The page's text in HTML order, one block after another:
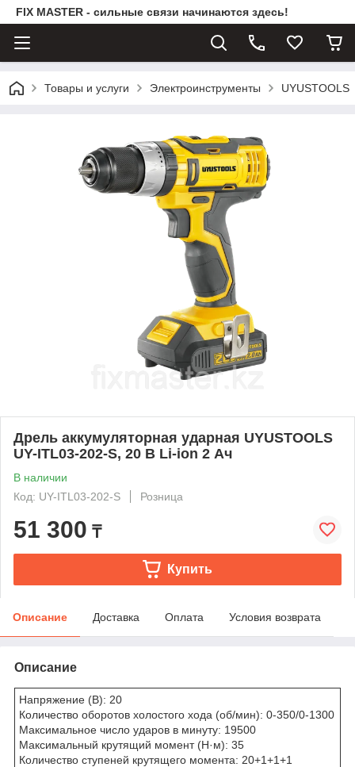
FIX MASTER - сильные связи начинаются здесь!
Товары и услуги Электроинструменты UYUSTOOLS
Дрель аккумуляторная ударная UYUSTOOLS
UY-ITL03-202-S, 20 В Li-ion 2 Ач
В наличии
Код: UY-ITL03-202-S
Розница
51 300 ₸
Купить
Описание Доставка Оплата Условия возврата
Описание
Напряжение (В): 20
Количество оборотов холостого хода (об/мин): 0-350/0-1300
Максимальное число ударов в минуту: 19500
Максимальный крутящий момент (Н·м): 35
Количество ступеней крутящего момента: 20+1+1+1